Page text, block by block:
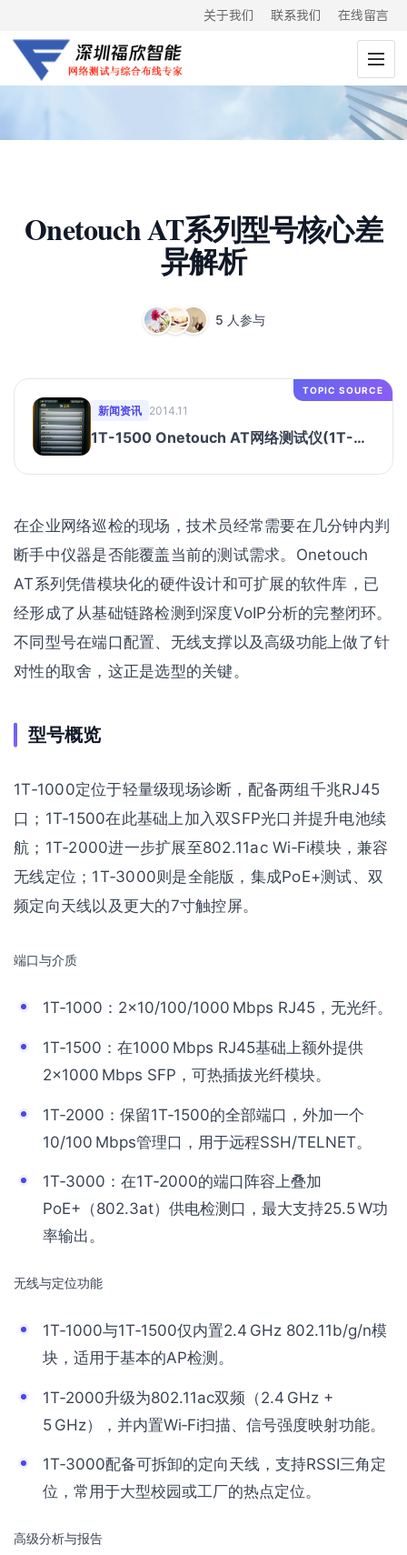
关于我们 联系我们 在线留言
Onetouch AT系列型号核心差
异解析
5 人参与
TOPIC SOURCE
新闻资讯 2014.11
1T-1500 Onetouch AT网络测试仪(1T-
在企业网络巡检的现场，技术员经常需要在几分钟内判
断手中仪器是否能覆盖当前的测试需求。Onetouch
AT系列凭借模块化的硬件设计和可扩展的软件库，已
经形成了从基础链路检测到深度VoIP分析的完整闭环。
不同型号在端口配置、无线支撑以及高级功能上做了针
对性的取舍，这正是选型的关键。
型号概览
1T‑1000定位于轻量级现场诊断，配备两组千兆RJ45
口；1T‑1500在此基础上加入双SFP光口并提升电池续
航；1T‑2000进一步扩展至802.11ac Wi‑Fi模块，兼容
无线定位；1T‑3000则是全能版，集成PoE+测试、双
频定向天线以及更大的7寸触控屏。
端口与介质
1T‑1000：2×10/100/1000 Mbps RJ45，无光纤。
1T‑1500：在1000 Mbps RJ45基础上额外提供
2×1000 Mbps SFP，可热插拔光纤模块。
1T‑2000：保留1T‑1500的全部端口，外加一个
10/100 Mbps管理口，用于远程SSH/TELNET。
1T‑3000：在1T‑2000的端口阵容上叠加
PoE+（802.3at）供电检测口，最大支持25.5 W功
率输出。
无线与定位功能
1T‑1000与1T‑1500仅内置2.4 GHz 802.11b/g/n模
块，适用于基本的AP检测。
1T‑2000升级为802.11ac双频（2.4 GHz +
5 GHz），并内置Wi‑Fi扫描、信号强度映射功能。
1T‑3000配备可拆卸的定向天线，支持RSSI三角定
位，常用于大型校园或工厂的热点定位。
高级分析与报告